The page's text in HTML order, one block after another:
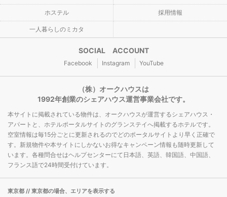
ホステル 採用情報
一人暮らしのミカタ
SOCIAL ACCOUNT
Facebook Instagram YouTube
（株）オークハウスは
1992年創業のシェアハウス運営事業会社です。
本サイトに掲載されている物件は、オークハウスが運営するシェアハウス・
アパートと、ホテルポータルサイトのグランステイへ掲載するホテルです。
空室情報は毎15分ごとに更新されるのでどのポータルサイトより早く正確で
す。新規物件や本サイトにしかないお得なキャンペーン情報も随時更新して
います。各種問合せはヘルプセンターにて日本語、英語、韓国語、中国語、
フランス語で24時間受付けています。
東京都 // 東京都の場合、エリアを表示する